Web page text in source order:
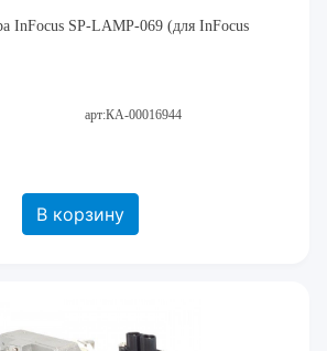
InFocus SP-LAMP-069 (для InFocus
арт:КА-00016944
В корзину